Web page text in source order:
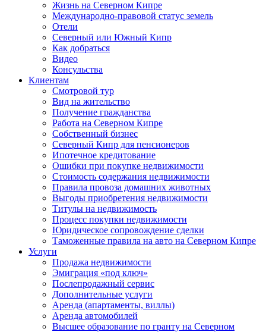
Жизнь на Северном Кипре
Международно-правовой статус земель
Отели
Северный или Южный Кипр
Как добраться
Видео
Консульства
Клиентам
Смотровой тур
Вид на жительство
Получение гражданства
Работа на Северном Кипре
Собственный бизнес
Северный Кипр для пенсионеров
Ипотечное кредитование
Ошибки при покупке недвижимости
Стоимость содержания недвижимости
Правила провоза домашних животных
Выгоды приобретения недвижимости
Титулы на недвижимость
Процесс покупки недвижимости
Юридическое сопровождение сделки
Таможенные правила на авто на Северном Кипре
Услуги
Продажа недвижимости
Эмиграция «под ключ»
Послепродажный сервис
Дополнительные услуги
Аренда (апартаменты, виллы)
Аренда автомобилей
Высшее образование по гранту на Северном